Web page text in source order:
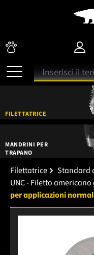
FILETTATRICE
MANDRINI PER
TRAPANO
Filettatrice
Standard
UNC - Filetto americano
per applicazioni